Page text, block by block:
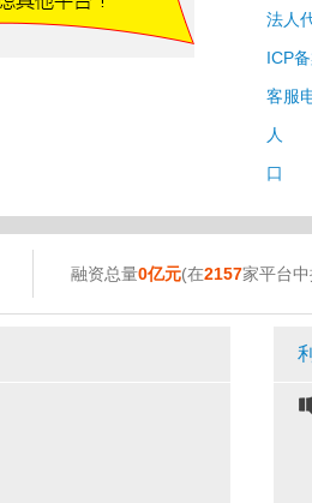
法人
ICP
客服
人
口
融资总量0亿元(在2157家平台